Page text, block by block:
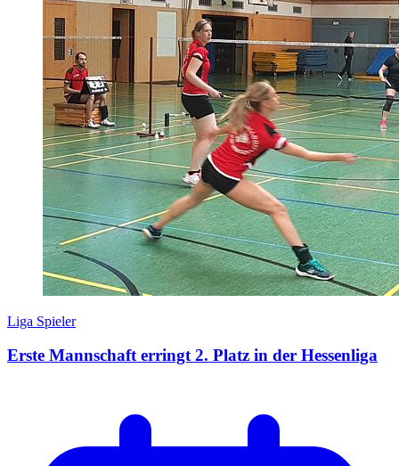
Liga Spieler
Erste Mannschaft erringt 2. Platz in der Hessenliga